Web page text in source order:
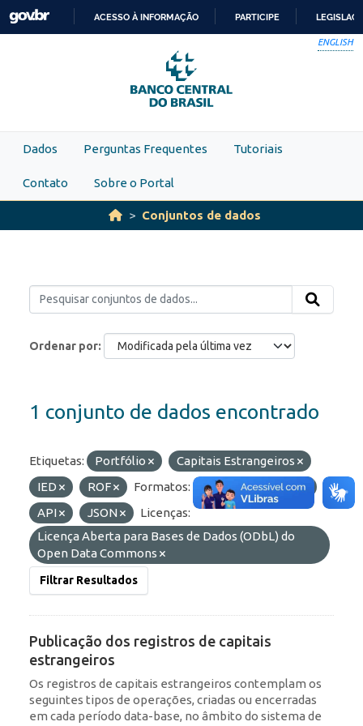
Skip to main content
PARA
O
CONTEÚDO
ACESSO À INFORMAÇÃO PARTICIPE
ENGLISH
Dados Perguntas Frequentes Tutoriais
Contato Sobre o Portal
Conjuntos de dados
Ordenar por
1 conjunto de dados encontrado
Etiquetas: Portfólio
Capitais Estrangeiros
IED
ROF Formatos: HTML
OData
API
JSON
Licenças:
Licença Aberta para Bases de Dados (ODbL) do
Open Data Commons
Filtrar Resultados
Publicação dos registros de capitais
estrangeiros
Os registros de capitais estrangeiros contemplam os
seguintes tipos de operações, criadas ou encerradas
em cada período data-base, no âmbito do sistema de